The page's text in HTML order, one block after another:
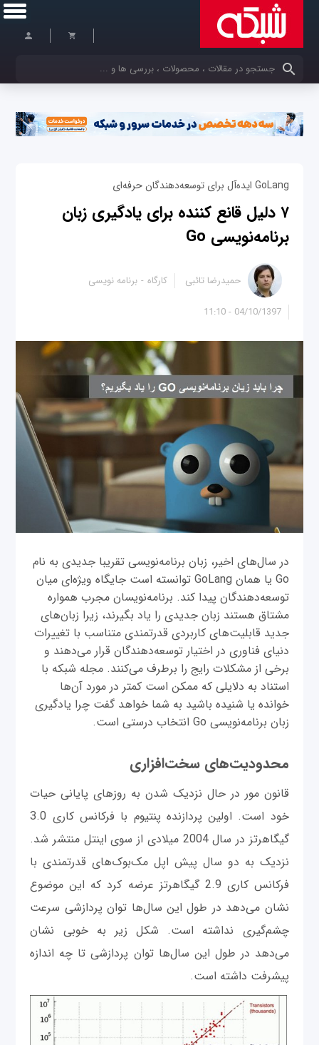
کلمات کلیدی خود را وارد کنید
GoLang ایده‌آل برای توسعه‌دهندگان حرفه‌ای
۷ دلیل قانع کننده برای یادگیری زبان
برنامه‌نویسی Go
04/10/1397 - 11:10
حمیدرضا تائبی کارگاه برنامه نویسی
در سال‌های اخیر، زبان برنامه‌نویسی تقریبا جدیدی به نام
Go یا همان GoLang توانسته است جایگاه ویژه‌ای میان
توسعه‌دهندگان پیدا کند. برنامه‌نویسان مجرب همواره
مشتاق هستند زبان جدیدی را یاد بگیرند، زیرا زبان‌های
جدید قابلیت‌های کاربردی قدرتمندی متناسب با تغییرات
دنیای فناوری در اختیار توسعه‌دهندگان قرار می‌دهند و
برخی از مشکلات رایج را برطرف می‌کنند. مجله شبکه با
استناد به دلایلی که ممکن است کمتر در مورد آن‌ها
خوانده یا شنیده باشید به شما خواهد گفت چرا یادگیری
زبان برنامه‌نویسی Go انتخاب درستی است.
محدودیت‌های سخت‌افزاری
قانون مور در حال نزدیک شدن به روزهای پایانی حیات
خود است. اولین پردازنده پنتیوم با فرکانس کاری 3.0
گیگاهرتز در سال 2004 میلادی از سوی اینتل منتشر شد.
نزدیک به دو سال پیش اپل مک‌بوک‌های قدرتمندی با
فرکانس کاری 2.9 گیگاهرتز عرضه کرد که این موضوع
نشان می‌دهد در طول این سال‌ها توان پردازشی سرعت
چشم‌گیری نداشته است. شکل زیر به خوبی نشان
می‌دهد در طول این سال‌ها توان پردازشی تا چه اندازه
پیشرفت داشته است.